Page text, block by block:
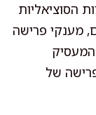
הסוציאליות
מענקי פרישה
של